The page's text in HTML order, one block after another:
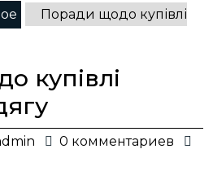
Поради щодо купівлі
купівлі
admin
0 комментариев